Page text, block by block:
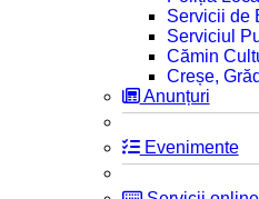
Servicii de
Serviciul
Cămin
Creșe,
Anunțuri
Evenimente